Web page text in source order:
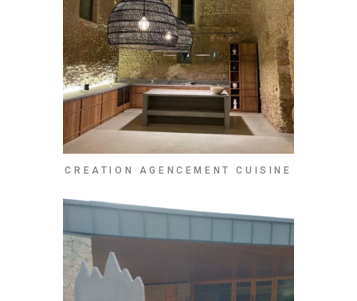
CREATION AGENCEMENT CUISINE